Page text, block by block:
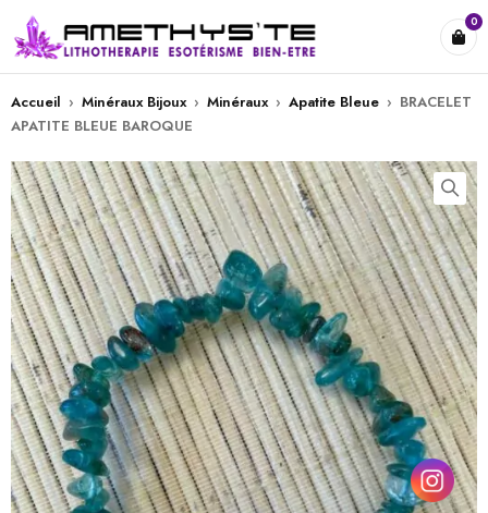
0
Accueil › Minéraux Bijoux › Minéraux › Apatite Bleue › BRACELET
APATITE BLEUE BAROQUE